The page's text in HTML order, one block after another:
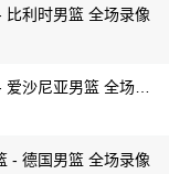
利时男篮 全场录像
- 德国男篮 全场录像